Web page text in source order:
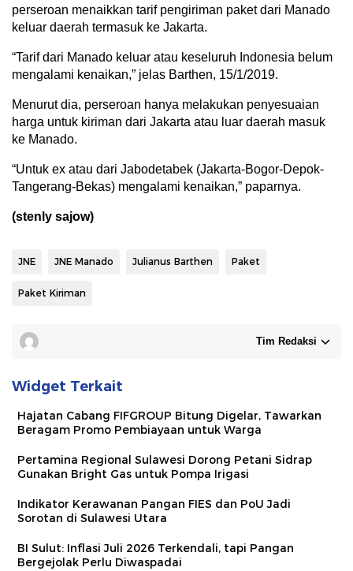
perseroan menaikkan tarif pengiriman paket dari Manado
keluar daerah termasuk ke Jakarta.
“Tarif dari Manado keluar atau keseluruh Indonesia belum
mengalami kenaikan,” jelas Barthen, 15/1/2019.
Menurut dia, perseroan hanya melakukan penyesuaian
harga untuk kiriman dari Jakarta atau luar daerah masuk
ke Manado.
“Untuk ex atau dari Jabodetabek (Jakarta-Bogor-Depok-
Tangerang-Bekas) mengalami kenaikan,” paparnya.
(stenly sajow)
JNE JNE Manado Julianus Barthen Paket
Paket Kiriman
Tim Redaksi
Widget Terkait
Hajatan Cabang FIFGROUP Bitung Digelar, Tawarkan
Beragam Promo Pembiayaan untuk Warga
Pertamina Regional Sulawesi Dorong Petani Sidrap
Gunakan Bright Gas untuk Pompa Irigasi
Indikator Kerawanan Pangan FIES dan PoU Jadi
Sorotan di Sulawesi Utara
BI Sulut: Inflasi Juli 2026 Terkendali, tapi Pangan
Bergejolak Perlu Diwaspadai